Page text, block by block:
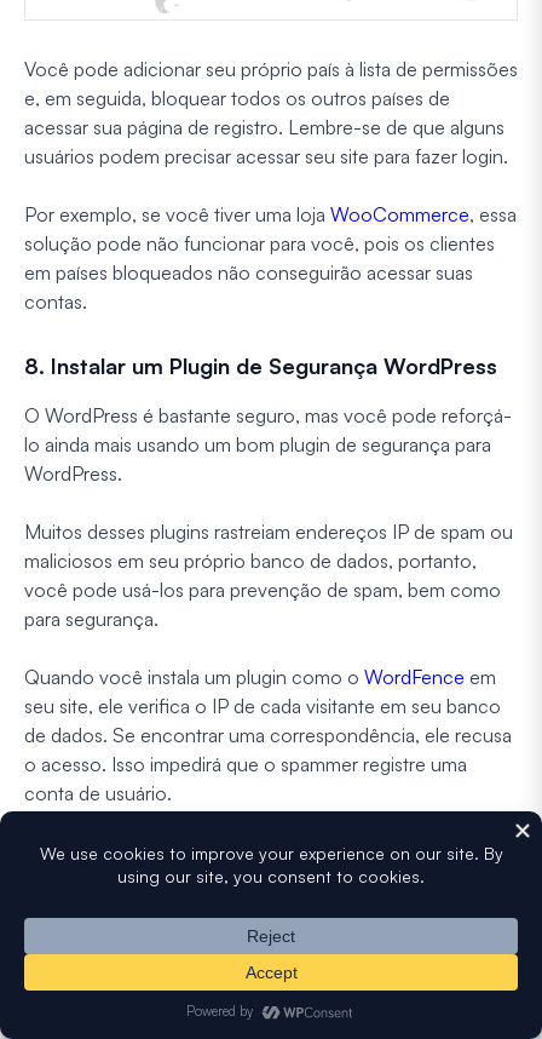
Você pode adicionar seu próprio país à lista de permissões
e, em seguida, bloquear todos os outros países de
acessar sua página de registro. Lembre-se de que alguns
usuários podem precisar acessar seu site para fazer login.
Por exemplo, se você tiver uma loja WooCommerce, essa
solução pode não funcionar para você, pois os clientes
em países bloqueados não conseguirão acessar suas
contas.
8. Instalar um Plugin de Segurança WordPress
O WordPress é bastante seguro, mas você pode reforçá-
lo ainda mais usando um bom plugin de segurança para
WordPress.
Muitos desses plugins rastreiam endereços IP de spam ou
maliciosos em seu próprio banco de dados, portanto,
você pode usá-los para prevenção de spam, bem como
para segurança.
Quando você instala um plugin como o WordFence em
seu site, ele verifica o IP de cada visitante em seu banco
de dados. Se encontrar uma correspondência, ele recusa
o acesso. Isso impedirá que o spammer registre uma
conta de usuário.